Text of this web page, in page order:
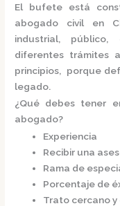
El bufete está
abogado civil en
industrial, público,
diferentes trámites
principios, porque
legado.
¿Qué debes tener
abogado?
Experiencia
Recibir una
Rama de
Porcentaje de
Trato cercano